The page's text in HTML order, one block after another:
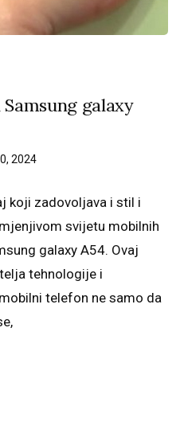
galaxy
2024
koji zadovoljava i stil i
svijetu mobilnih
galaxy A54. Ovaj
tehnologije i
telefon ne samo da